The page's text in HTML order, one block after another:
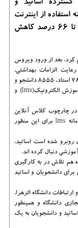
گسترده اساتید و
از اینترنت
سامانه های آموزش مجازی دانشگاه الزهرا تا ۶۶ درصد كاهش
كرد، بعد از ورود ویروس
الزامات بهداشتی،
دانشگاه از هفته دوم اسفند ماه مبادرت به تعریف كلیه ۷۸۶ استاد، ۸۵۵۵ دانشجو و
۲۲۴۹ درس عرضه شده در نیمسال جاری در سامانه آموزش الكترونیك(lms) و
آموزش در چارچوب كلاس آنلاین
همزمان را انتخاب كردند و ۶۵ درصد دیگر هم از سامانه lms برای این منظور
روبرو شده است اساتید،
دنبال كرده اند.
هم تلاش در به كارگیری
دانشجویان و اساتید
دانشگاه الزهرا،
دانشگاه و همینطور
و دانشجویان به یك